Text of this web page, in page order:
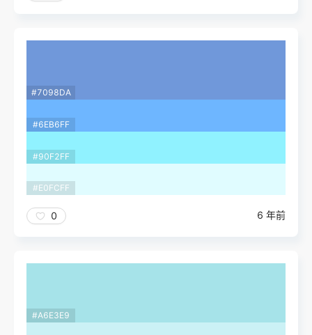
#7098DA
#6EB6FF
#90F2FF
#E0FCFF
0 6 年前
#A6E3E9